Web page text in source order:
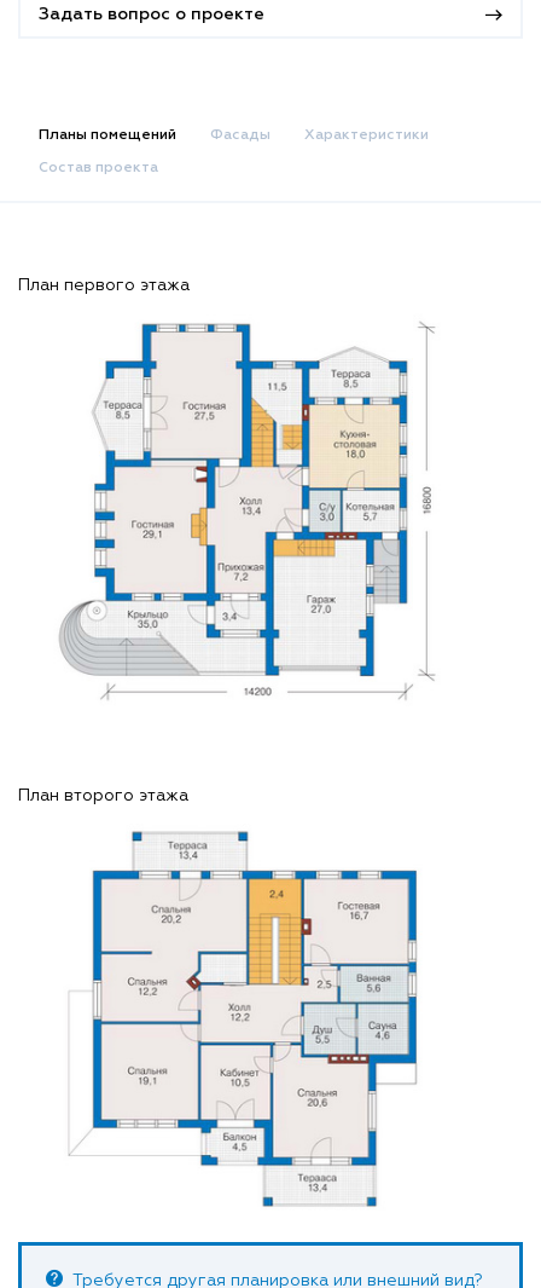
Задать вопрос о проекте
Планы помещений Фасады Характеристики
Состав проекта
План первого этажа
План второго этажа
Требуется другая планировка или внешний вид?